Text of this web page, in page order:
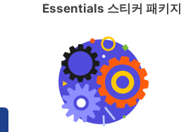
Essentials 스티커 패키지